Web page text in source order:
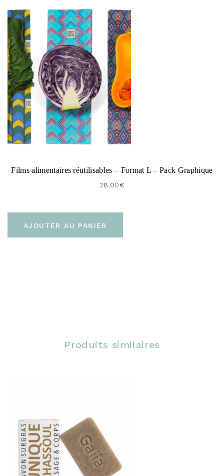
Films alimentaires réutilisables – Format L – Pack Graphique
28,00€
AJOUTER AU PANIER
Produits similaires